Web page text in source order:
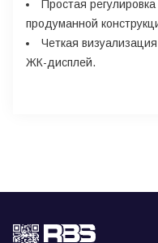
Простая
продуманной
Четкая
ЖК-дисплей.